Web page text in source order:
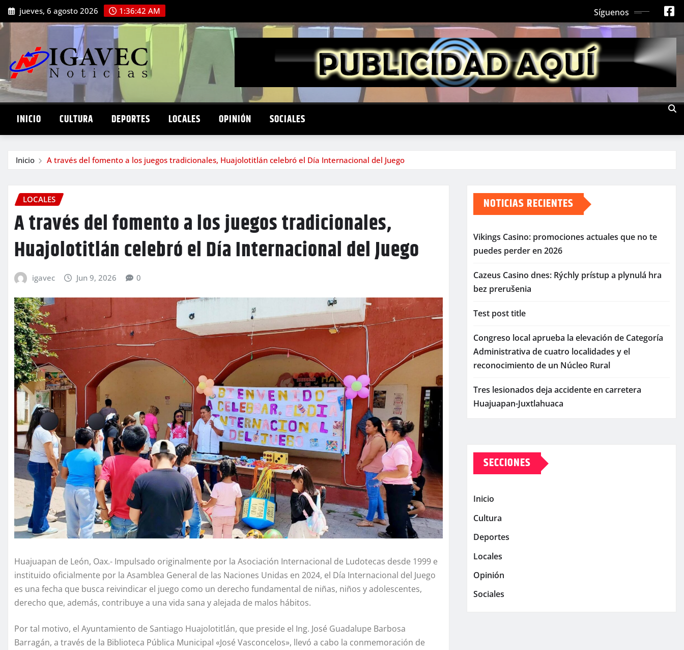
Saltar
al
contenido
jueves, 6 agosto 2026 1:36:44 AM Síguenos
INICIO CULTURA DEPORTES LOCALES OPINIÓN SOCIALES
Inicio A través del fomento a los juegos tradicionales, Huajolotitlán celebró el Día Internacional del Juego
LOCALES
A través del fomento a los juegos tradicionales,
Huajolotitlán celebró el Día Internacional del Juego
igavec Jun 9, 2026 0
Huajuapan de León, Oax.- Impulsado originalmente por la Asociación Internacional de Ludotecas desde 1999 e
instituido oficialmente por la Asamblea General de las Naciones Unidas en 2024, el Día Internacional del Juego
es una fecha que busca reivindicar el juego como un derecho fundamental de niñas, niños y adolescentes,
derecho que, además, contribuye a una vida sana y alejada de malos hábitos.
Por tal motivo, el Ayuntamiento de Santiago Huajolotitlán, que preside el Ing. José Guadalupe Barbosa
Barragán, a través de la Biblioteca Pública Municipal «José Vasconcelos», llevó a cabo la conmemoración de
NOTICIAS RECIENTES
Vikings Casino: promociones actuales que no te
puedes perder en 2026
Cazeus Casino dnes: Rýchly prístup a plynulá hra
bez prerušenia
Test post title
Congreso local aprueba la elevación de Categoría
Administrativa de cuatro localidades y el
reconocimiento de un Núcleo Rural
Tres lesionados deja accidente en carretera
Huajuapan-Juxtlahuaca
SECCIONES
Inicio
Cultura
Deportes
Locales
Opinión
Sociales